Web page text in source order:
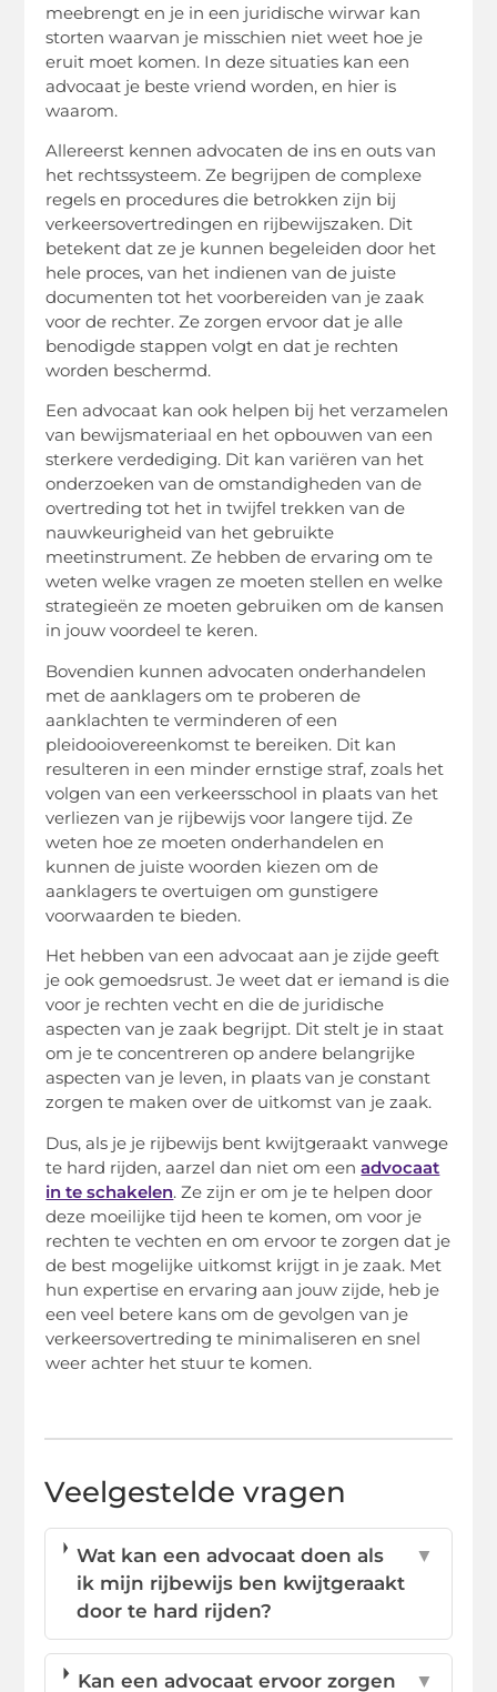
meebrengt en je in een juridische wirwar kan
storten waarvan je misschien niet weet hoe je
eruit moet komen. In deze situaties kan een
advocaat je beste vriend worden, en hier is
waarom.
Allereerst kennen advocaten de ins en outs van
het rechtssysteem. Ze begrijpen de complexe
regels en procedures die betrokken zijn bij
verkeersovertredingen en rijbewijszaken. Dit
betekent dat ze je kunnen begeleiden door het
hele proces, van het indienen van de juiste
documenten tot het voorbereiden van je zaak
voor de rechter. Ze zorgen ervoor dat je alle
benodigde stappen volgt en dat je rechten
worden beschermd.
Een advocaat kan ook helpen bij het verzamelen
van bewijsmateriaal en het opbouwen van een
sterkere verdediging. Dit kan variëren van het
onderzoeken van de omstandigheden van de
overtreding tot het in twijfel trekken van de
nauwkeurigheid van het gebruikte
meetinstrument. Ze hebben de ervaring om te
weten welke vragen ze moeten stellen en welke
strategieën ze moeten gebruiken om de kansen
in jouw voordeel te keren.
Bovendien kunnen advocaten onderhandelen
met de aanklagers om te proberen de
aanklachten te verminderen of een
pleidooiovereenkomst te bereiken. Dit kan
resulteren in een minder ernstige straf, zoals het
volgen van een verkeersschool in plaats van het
verliezen van je rijbewijs voor langere tijd. Ze
weten hoe ze moeten onderhandelen en
kunnen de juiste woorden kiezen om de
aanklagers te overtuigen om gunstigere
voorwaarden te bieden.
Het hebben van een advocaat aan je zijde geeft
je ook gemoedsrust. Je weet dat er iemand is die
voor je rechten vecht en die de juridische
aspecten van je zaak begrijpt. Dit stelt je in staat
om je te concentreren op andere belangrijke
aspecten van je leven, in plaats van je constant
zorgen te maken over de uitkomst van je zaak.
Dus, als je je rijbewijs bent kwijtgeraakt vanwege
te hard rijden, aarzel dan niet om een ​​advocaat
in te schakelen. Ze zijn er om je te helpen door
deze moeilijke tijd heen te komen, om voor je
rechten te vechten en om ervoor te zorgen dat je
de best mogelijke uitkomst krijgt in je zaak. Met
hun expertise en ervaring aan jouw zijde, heb je
een veel betere kans om de gevolgen van je
verkeersovertreding te minimaliseren en snel
weer achter het stuur te komen.
Veelgestelde vragen
Wat kan een advocaat doen als
ik mijn rijbewijs ben kwijtgeraakt
door te hard rijden?
▼
Kan een advocaat ervoor zorgen ▼